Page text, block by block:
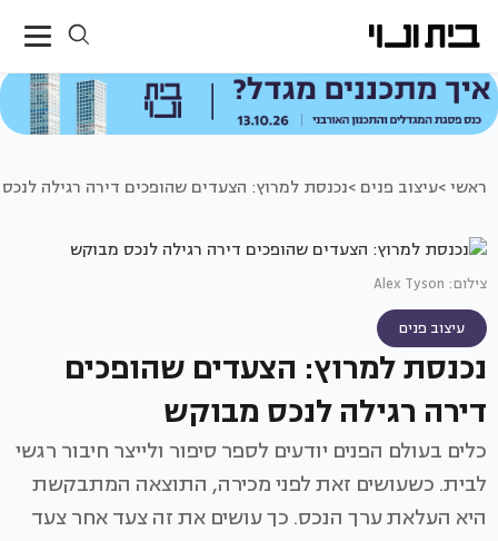
ראשי >עיצוב פנים >נכנסת למרוץ: הצעדים שהופכים דירה רגילה
צילום: Alex Tyson
עיצוב פנים
נכנסת למרוץ: הצעדים שהופכים
דירה רגילה לנכס מבוקש
כלים בעולם הפנים יודעים לספר סיפור ולייצר חיבור רגשי
לבית. כשעושים זאת לפני מכירה, התוצאה המתבקשת
היא העלאת ערך הנכס. כך עושים את זה צעד אחר צעד